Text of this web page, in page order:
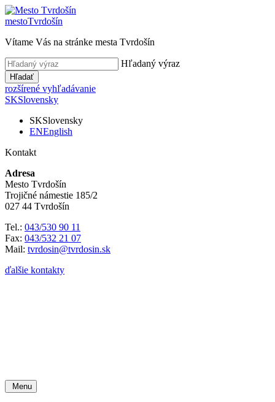
mestoTvrdošín
Vítame Vás na stránke mesta Tvrdošín
Hľadaný výraz
Hľadať
rozšírené vyhľadávanie
SKSlovensky
SKSlovensky
ENEnglish
Kontakt
Adresa
Mesto Tvrdošín
Trojičné námestie 185/2
027 44 Tvrdošín
Tel.: 043/530 90 11
Fax: 043/532 21 07
Mail: tvrdosin@tvrdosin.sk
ďalšie kontakty
Menu